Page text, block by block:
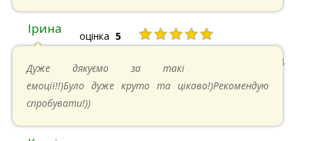
Ірина оцінка 5 ★★★★★
11.05.2024 в 15:48
Дуже дякуємо за такі
емоції!!)Було дуже круто та цікаво!)Рекомендую
спробувати!))